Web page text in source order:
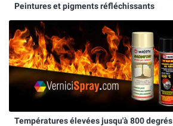
Peintures et pigments réfléchissants
Températures élevées jusqu'à 800 degrés